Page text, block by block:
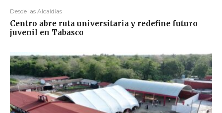
Desde las Alcaldías
Centro abre ruta universitaria y redefine futuro
juvenil en Tabasco